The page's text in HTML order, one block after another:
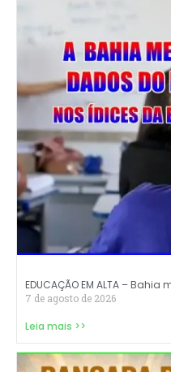
EDUCAÇÃO EM ALTA –
7 de agosto de 2026
Leia mais >>